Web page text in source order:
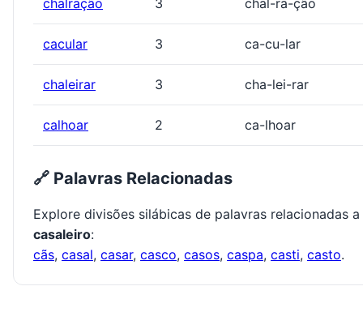
chalração 3 chal-ra-ção
cacular 3 ca-cu-lar
chaleirar 3 cha-lei-rar
calhoar 2 ca-lhoar
🔗 Palavras Relacionadas
Explore divisões silábicas de palavras relacionadas a
casaleiro:
cãs, casal, casar, casco, casos, caspa, casti, casto.